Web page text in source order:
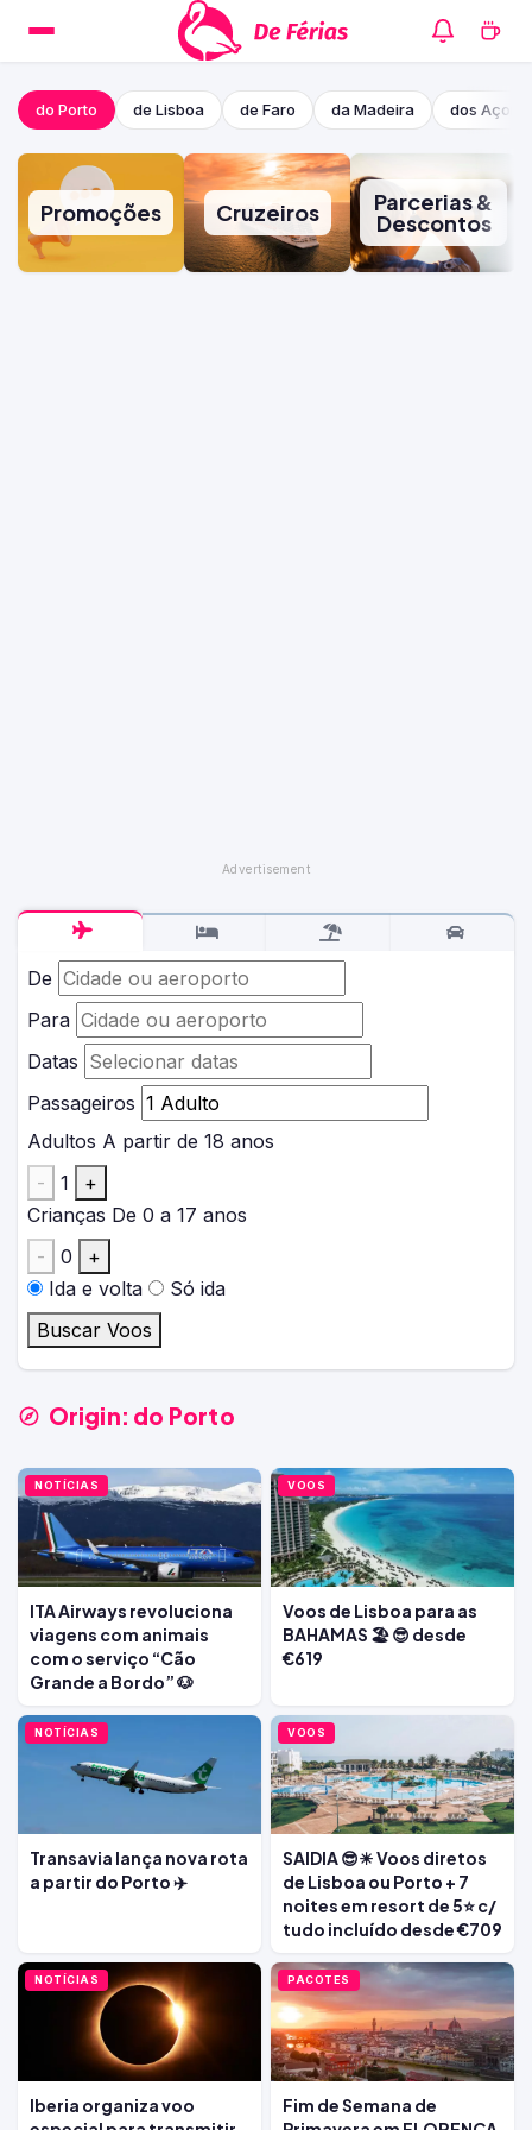
do Porto de Lisboa de Faro da Madeira dos
Promoções Cruzeiros Parcerias &
Descontos
De
Para
Datas
Passageiros
Adultos A partir de 18 anos
-
1
+
Crianças De 0 a 17 anos
-
0
+
Ida e volta
Só ida
Buscar Voos
Origin: do Porto
NOTÍCIAS
ITA Airways revoluciona
viagens com animais
com o serviço “Cão
Grande a Bordo” 🐶
VOOS
Voos de Lisboa para as
BAHAMAS 🏖️ 😎 desde
€619
NOTÍCIAS
Transavia lança nova rota
a partir do Porto ✈️
VOOS
SAIDIA 😎☀ Voos diretos
de Lisboa ou Porto + 7
noites em resort de 5⭐ c/
tudo incluído desde €709
NOTÍCIAS
Iberia organiza voo
PACOTES
Fim de Semana de